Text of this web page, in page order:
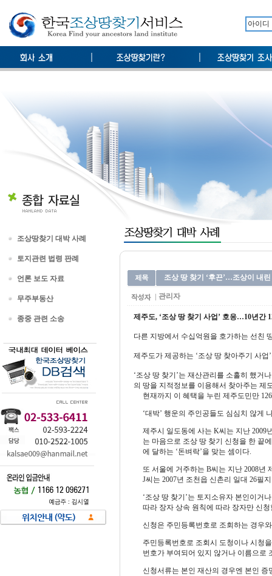
조상땅찾기 대박 사례
토지관련 법령 판례
언론 보도 자료
무주부동산
종중 관련 소송
조상 땅 찾기 ‘후끈’…조상이 내린
관리자
제주도, ‘조상 땅 찾기 사업’ 호응…10년간
다른 지방에서 수십억원을 호가하는 선친
제주도가 제공하는 ‘조상 땅 찾아주기 사
‘조상 땅 찾기’는 재산관리를 소홀히 했거
의 땅을 지적정보를 이용해서 찾아주는 제
현재까지 이 혜택을 누린 제주도민만
‘대박’ 행운의 주인공들도 심심치 않게
제주시 일도동에 사는 K씨는 지난 2009
는 마음으로 조상 땅 찾기 신청을 한 끝
에 달하는 ‘돈벼락’을 맞는 셈이다.
또 서울에 거주하는 B씨는 지난 2008년
J씨는 2007년 조천읍 신촌리 일대 26필
‘조상 땅 찾기’는 토지소유자 본인이거
따라 장자 상속 원칙에 따라 장자만 신청
신청은 주민등록번호로 조회하는 경우
주민등록번호로 조회시 도청이나 시청
번호가 부여되어 있지 않거나 이름으로
신청서류는 본인 재산의 경우엔 본인